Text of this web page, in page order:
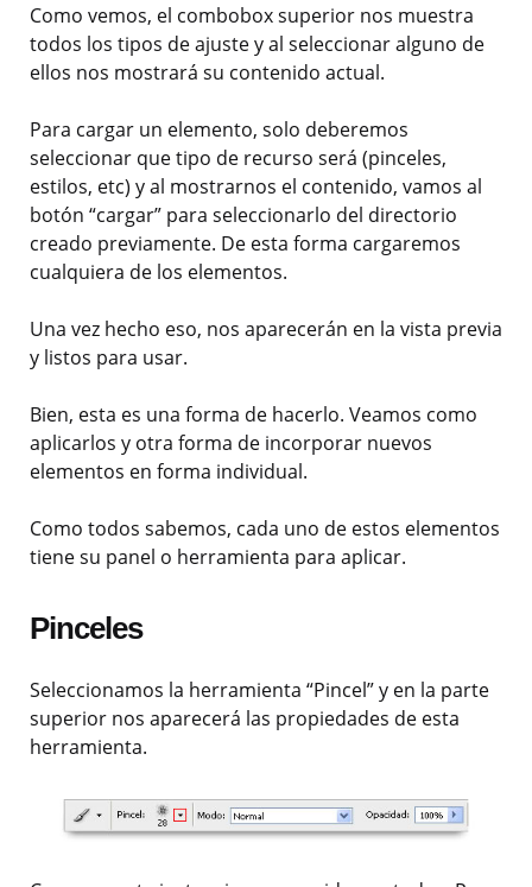
Como vemos, el combobox superior nos muestra
todos los tipos de ajuste y al seleccionar alguno de
ellos nos mostrará su contenido actual.
Para cargar un elemento, solo deberemos
seleccionar que tipo de recurso será (pinceles,
estilos, etc) y al mostrarnos el contenido, vamos al
botón “cargar” para seleccionarlo del directorio
creado previamente. De esta forma cargaremos
cualquiera de los elementos.
Una vez hecho eso, nos aparecerán en la vista previa
y listos para usar.
Bien, esta es una forma de hacerlo. Veamos como
aplicarlos y otra forma de incorporar nuevos
elementos en forma individual.
Como todos sabemos, cada uno de estos elementos
tiene su panel o herramienta para aplicar.
Pinceles
Seleccionamos la herramienta “Pincel” y en la parte
superior nos aparecerá las propiedades de esta
herramienta.